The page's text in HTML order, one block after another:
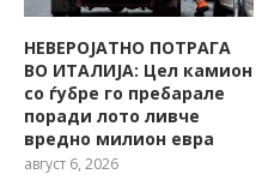
НЕВЕРОЈАТНО ПОТРАГА
ВО ИТАЛИЈА: Цел камион
со ѓубре го пребарале
поради лото ливче
вредно милион евра
август 6, 2026